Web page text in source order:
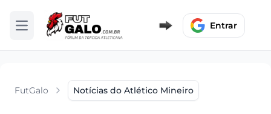
Abrir menu Entrar
FutGalo Notícias do Atlético Mineiro